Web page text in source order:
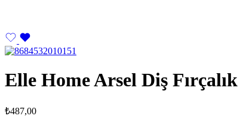
Elle Home Arsel Diş Fırçalık
₺487,00